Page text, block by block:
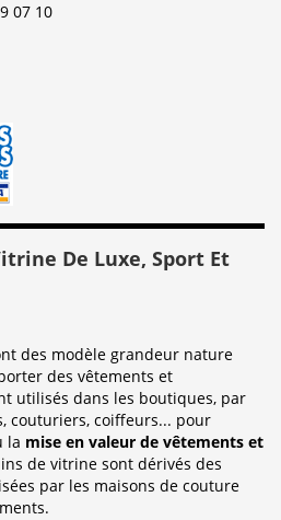
07 10
De Luxe, Sport Et
des modèle grandeur nature
des vêtements et
utilisés dans les boutiques, par
couturiers, coiffeurs... pour
la mise en valeur de vêtements et
de vitrine sont dérivés des
par les maisons de couture